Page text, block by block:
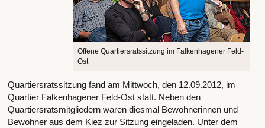
Offene Quartiersratssitzung im Falkenhagener Feld-
Ost
Quartiersratssitzung fand am Mittwoch, den 12.09.2012, im
Quartier Falkenhagener Feld-Ost statt. Neben den
Quartiersratsmitgliedern waren diesmal Bewohnerinnen und
Bewohner aus dem Kiez zur Sitzung eingeladen. Unter dem